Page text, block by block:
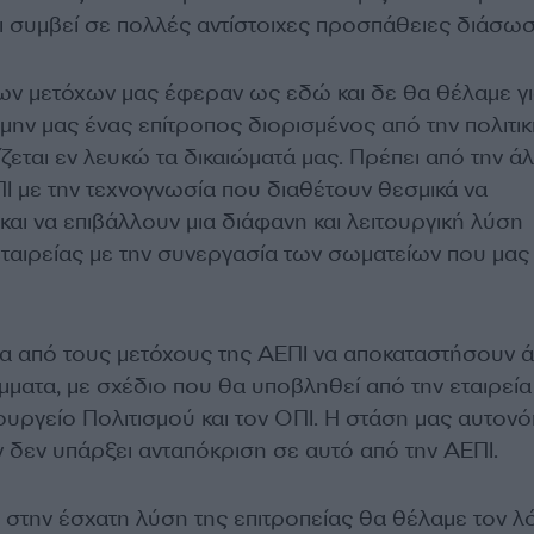
σε πολλές αντίστοιχες προσπάθειες
μετόχων μας έφεραν ως εδώ και δε θα θέλαμε
μας ένας επίτροπος διορισμένος από την
εν λευκώ τα δικαιώματά μας. Πρέπει από την
με την τεχνογνωσία που διαθέτουν θεσμικά να
να επιβάλλουν μια διάφανη και λειτουργική λύση
με την συνεργασία των σωματείων που μας
από τους μετόχους της ΑΕΠΙ να αποκαταστήσουν
με σχέδιο που θα υποβληθεί από την
Πολιτισμού και τον ΟΠΙ. Η στάση μας
υπάρξει ανταπόκριση σε αυτό από την ΑΕΠΙ.
έσχατη λύση της επιτροπείας θα θέλαμε τον